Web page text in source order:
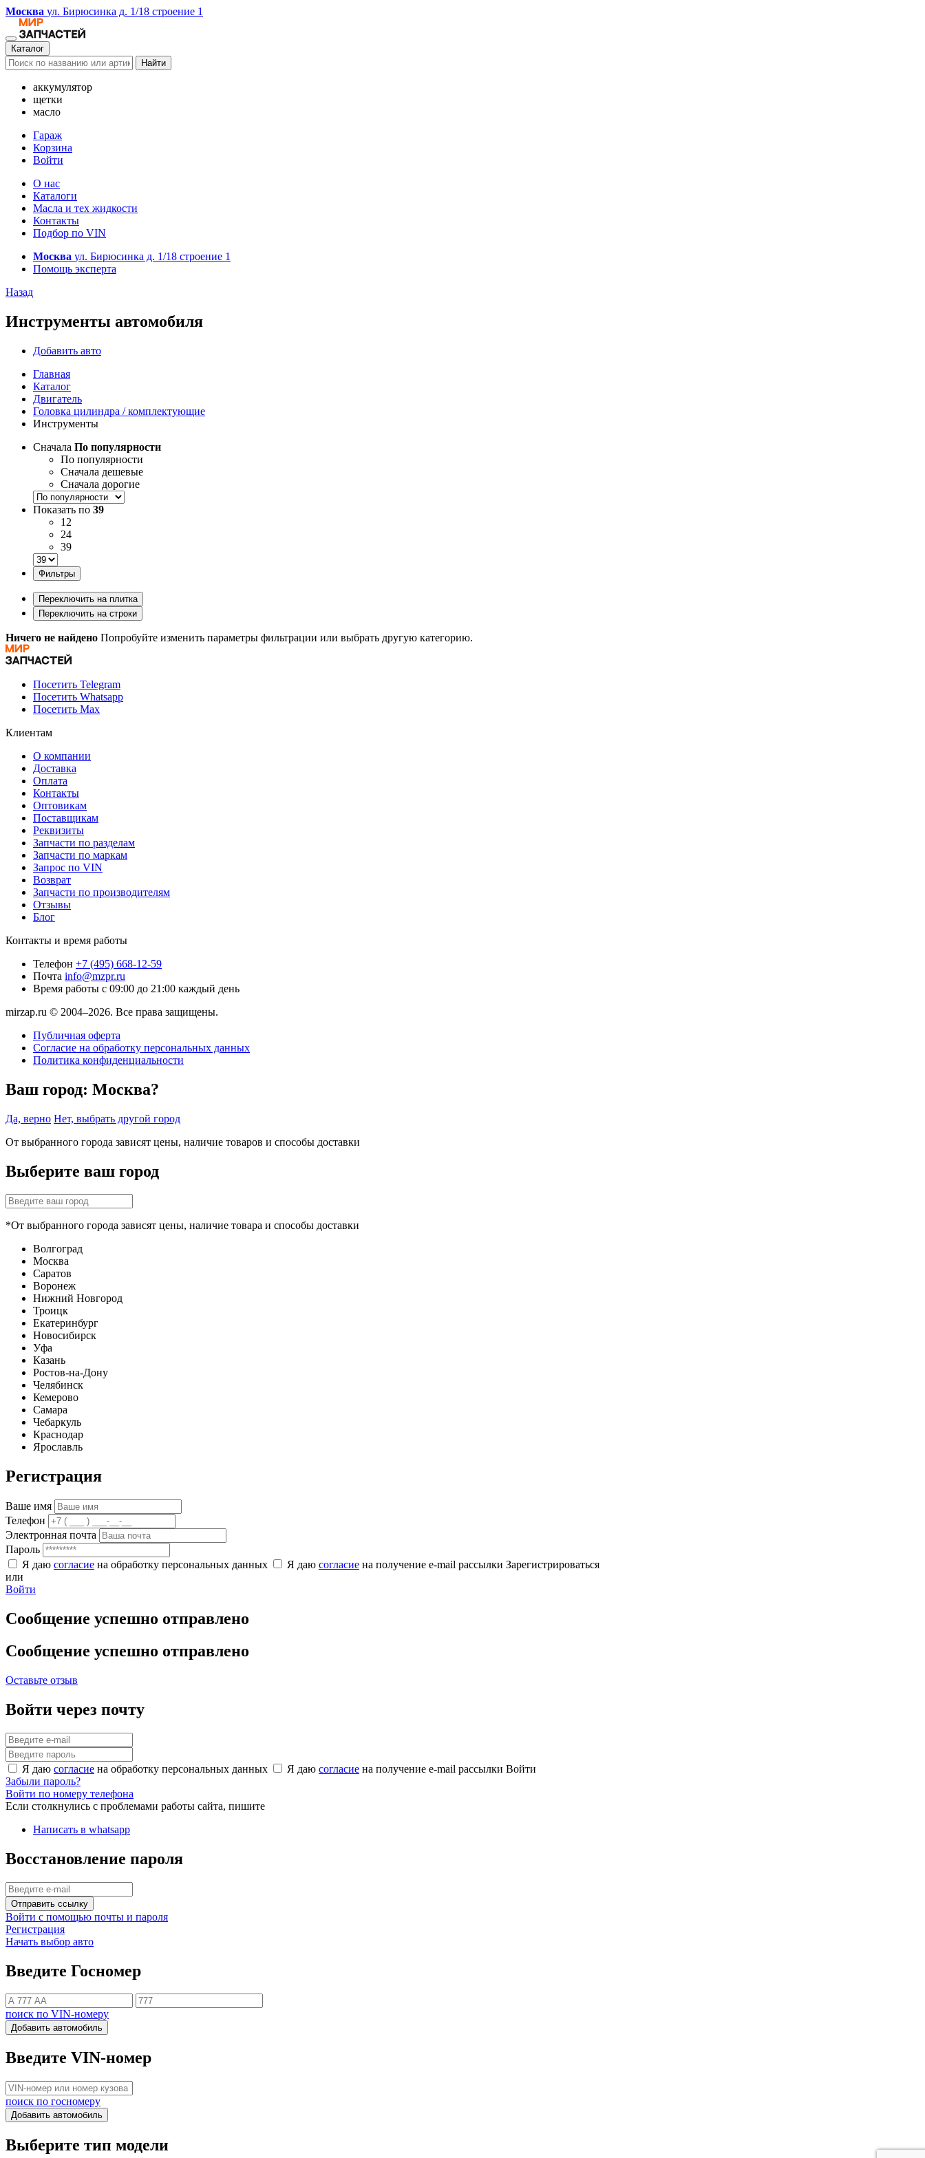
Москва ул. Бирюсинка д. 1/18 строение 1
Каталог
Найти
аккумулятор
щетки
масло
Гараж
Корзина
Войти
О нас
Каталоги
Масла и тех жидкости
Контакты
Подбор по VIN
Москва ул. Бирюсинка д. 1/18 строение 1
Помощь эксперта
Назад
Инструменты автомобиля
Добавить авто
Главная
Каталог
Двигатель
Головка цилиндра / комплектующие
Инструменты
Сначала По популярности
По популярности
Сначала дешевые
Сначала дорогие
Показать по 39
12
24
39
Фильтры
Переключить на плитка
Переключить на строки
Ничего не найдено Попробуйте изменить параметры фильтрации или выбрать другую категорию.
Посетить Telegram
Посетить Whatsapp
Посетить Max
Клиентам
О компании
Доставка
Оплата
Контакты
Оптовикам
Поставщикам
Реквизиты
Запчасти по разделам
Запчасти по маркам
Запрос по VIN
Возврат
Запчасти по производителям
Отзывы
Блог
Контакты и время работы
Телефон +7 (495) 668-12-59
Почта info@mzpr.ru
Время работы с 09:00 до 21:00 каждый день
mirzap.ru © 2004–2026. Все права защищены.
Публичная оферта
Согласие на обработку персональных данных
Политика конфиденциальности
Ваш город: Москва?
Да, верно Нет, выбрать другой город
От выбранного города зависят цены, наличие товаров и способы доставки
Выберите ваш город
*От выбранного города зависят цены, наличие товара и способы доставки
Волгоград
Москва
Саратов
Воронеж
Нижний Новгород
Троицк
Екатеринбург
Новосибирск
Уфа
Казань
Ростов-на-Дону
Челябинск
Кемерово
Самара
Чебаркуль
Краснодар
Ярославль
Регистрация
Ваше имя
Телефон
Электронная почта
Пароль
Я даю согласие на обработку персональных данных Я даю согласие на получение e-mail рассылки Зарегистрироваться
или
Войти
Сообщение успешно отправлено
Сообщение успешно отправлено
Оставьте отзыв
Войти через почту
Я даю согласие на обработку персональных данных Я даю согласие на получение e-mail рассылки Войти
Забыли пароль?
Войти по номеру телефона
Если столкнулись с проблемами работы сайта, пишите
Написать в whatsapp
Восстановление пароля
Отправить ссылку
Войти с помощью почты и пароля
Регистрация
Начать выбор авто
Введите Госномер
поиск по VIN-номеру
Добавить автомобиль
Введите VIN-номер
поиск по госномеру
Добавить автомобиль
Выберите тип модели